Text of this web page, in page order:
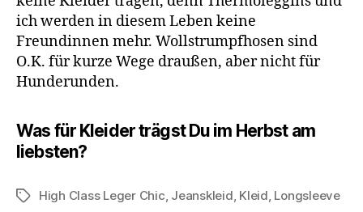
ich werden in diesem Leben keine
Freundinnen mehr. Wollstrumpfhosen sind
O.K. für kurze Wege draußen, aber nicht für
Hunderunden.
Was für Kleider trägst Du im Herbst am
liebsten?
Schlagwörter
High Class Leger Chic, Jeanskleid, Kleid, Longsleeve